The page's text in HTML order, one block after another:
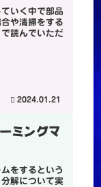
いく中で部品
や清掃をする
読んでいただ
2024.01.21
ミングマ
をするという
解について実